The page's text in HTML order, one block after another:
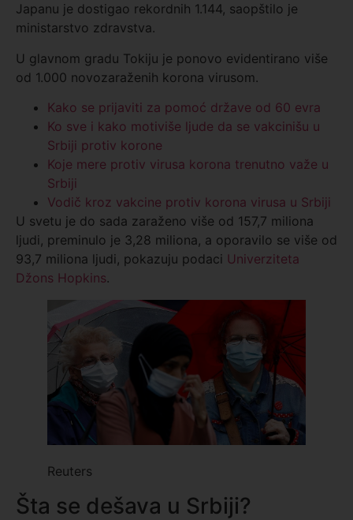
Japanu je dostigao rekordnih 1.144, saopštilo je
ministarstvo zdravstva.
U glavnom gradu Tokiju je ponovo evidentirano više
od 1.000 novozaraženih korona virusom.
Kako se prijaviti za pomoć države od 60 evra
Ko sve i kako motiviše ljude da se vakcinišu u
Srbiji protiv korone
Koje mere protiv virusa korona trenutno važe u
Srbiji
Vodič kroz vakcine protiv korona virusa u Srbiji
U svetu je do sada zaraženo više od 157,7 miliona
ljudi, preminulo je 3,28 miliona, a oporavilo se više od
93,7 miliona ljudi, pokazuju podaci Univerziteta
Džons Hopkins.
Reuters
Šta se dešava u Srbiji?